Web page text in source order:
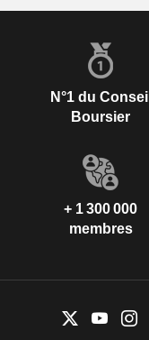
N°1 du Conseil
Boursier
+ 1 300 000
membres